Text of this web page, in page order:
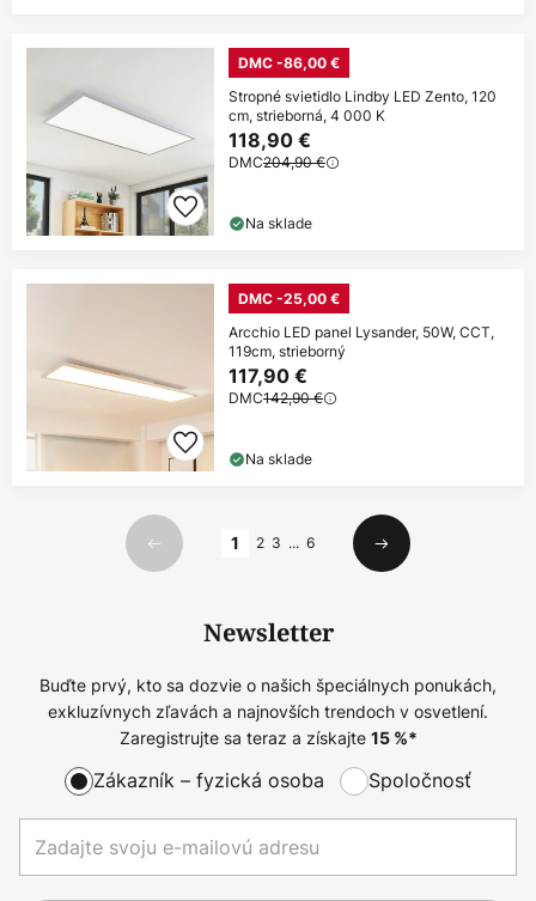
DMC -86,00 €
Stropné svietidlo Lindby LED Zento, 120
cm, strieborná, 4 000 K
118,90 €
DMC204,90 €
Na sklade
DMC -25,00 €
Arcchio LED panel Lysander, 50W, CCT,
119cm, strieborný
117,90 €
DMC142,90 €
Na sklade
Predchádzajúci
1 2 3 ... 6
Ďalší
Newsletter
Buďte prvý, kto sa dozvie o našich špeciálnych ponukách,
exkluzívnych zľavách a najnovších trendoch v osvetlení.
Zaregistrujte sa teraz a získajte 15%*
Zákazník – fyzická osoba Spoločnosť